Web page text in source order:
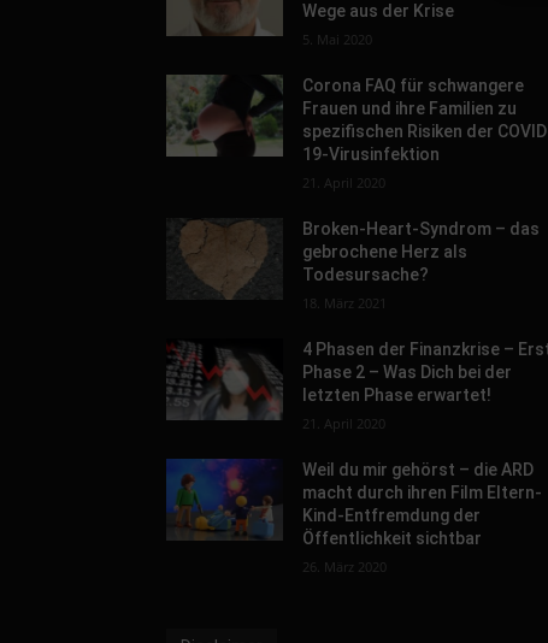
Wege aus der Krise
5. Mai 2020
Corona FAQ für schwangere
Frauen und ihre Familien zu
spezifischen Risiken der
19-Virusinfektion
21. April 2020
Broken-Heart-Syndrom – das
gebrochene Herz als
Todesursache?
18. März 2021
4 Phasen der Finanzkrise –
Phase 2 – Was Dich bei der
letzten Phase erwartet!
21. April 2020
Weil du mir gehörst – die ARD
macht durch ihren Film Eltern-
Kind-Entfremdung der
Öffentlichkeit sichtbar
26. März 2020